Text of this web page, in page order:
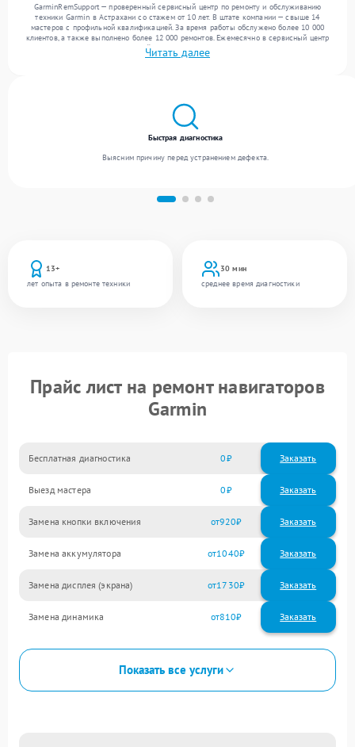
GarminRemSupport — проверенный сервисный центр по ремонту и обслуживанию
техники Garmin в Астрахани со стажем от 10 лет. В штате компании — свыше 14
мастеров с профильной квалификацией. За время работы обслужено более 10 000
клиентов, а также выполнено более 12 000 ремонтов. Ежемесячно в сервисный центр
поступает более 300 обращений, включая , , . Мы выполняем ремонт различного
уровня сложности и гарантируем высокое качество обслуживания благодаря
Читать далее
13+
лет опыта в ремонте техники
30 мин
среднее время диагностики
Быстрая диагностика
Выясним причину перед устранением дефекта.
Прайс лист на ремонт навигаторов
Garmin
Бесплатная диагностика 0 Заказать
Выезд мастера 0 Заказать
Замена кнопки включения 920
Замена аккумулятора 1040
Замена дисплея (экрана) 1730
Замена динамика 810
Показать все услуги